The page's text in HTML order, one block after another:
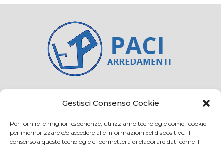
Gestisci Consenso Cookie
Per fornire le migliori esperienze, utilizziamo tecnologie come i cookie
per memorizzare e/o accedere alle informazioni del dispositivo. Il
consenso a queste tecnologie ci permetterà di elaborare dati come il
Credits Privacy and cookie
Via Virginio 358/360